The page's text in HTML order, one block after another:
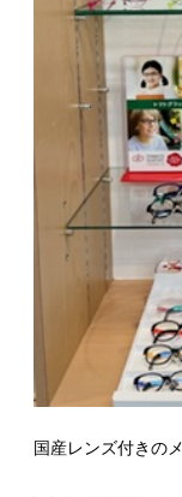
国産レンズ付きの